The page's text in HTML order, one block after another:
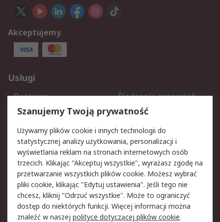
Akceptujemy
Usługi
Dostawa
Śledzenie przesyłek
Reklamacje i zwroty
Rejestracja
Aspekty prawne
Bezpieczeństwo e-
maila
Polityka dotycząca
plików cookie
Polityka prywatności
Użytkowanie witryny
Zastrzeżenia prawne
Warunki Sprzedaży
Szanujemy Twoją prywatność
Używamy plików cookie i innych technologii do
statystycznej analizy użytkowania, personalizacji i
wyświetlania reklam na stronach internetowych osób
trzecich. Klikając "Akceptuj wszystkie", wyrażasz zgodę na
przetwarzanie wszystkich plików cookie. Możesz wybrać
pliki cookie, klikając "Edytuj ustawienia". Jeśli tego nie
chcesz, kliknij "Odrzuć wszystkie". Może to ograniczyć
dostęp do niektórych funkcji. Więcej informacji można
znaleźć w naszej polityce dotyczącej plików cookie.